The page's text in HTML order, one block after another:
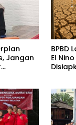
Jangan
BPBD
El